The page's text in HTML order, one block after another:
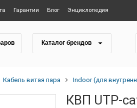
Гарантии Блог Энциклопедия
Каталог брендов
Кабель витая пара Indoor (для
КВП UTP-